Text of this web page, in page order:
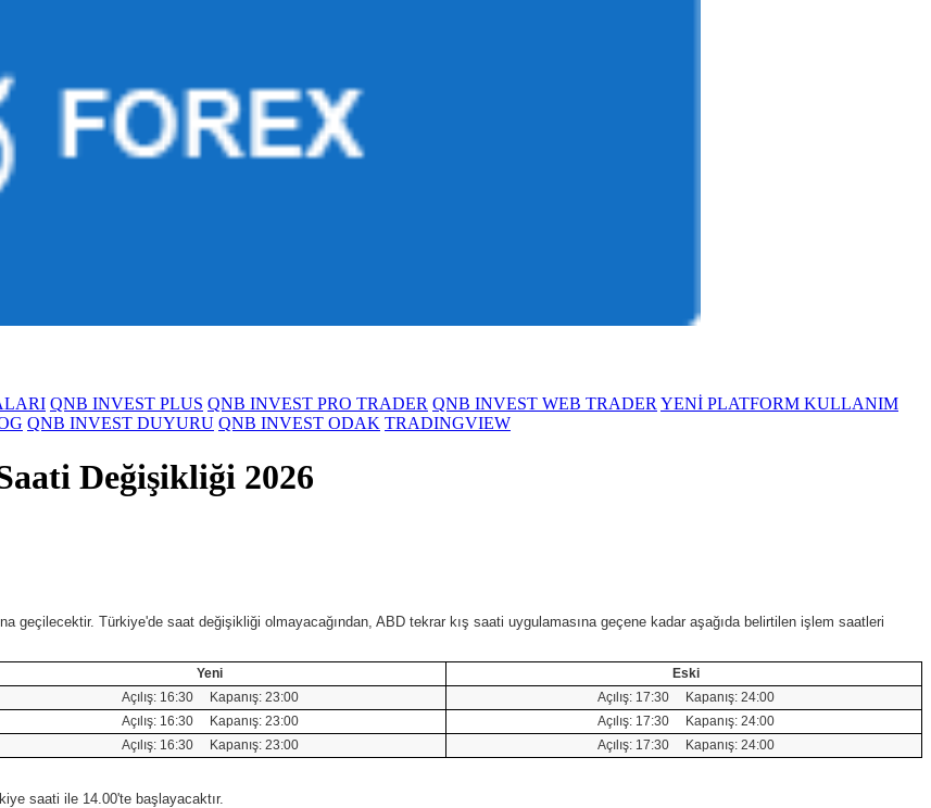
QNB INVEST PLUS QNB INVEST PRO TRADER QNB INVEST WEB TRADER YENİ PLATFORM KULLANIM
QNB INVEST DUYURU QNB INVEST ODAK TRADINGVIEW
Değişikliği 2026
geçilecektir. Türkiye'de saat değişikliği olmayacağından, ABD tekrar kış saati uygulamasına geçene kadar aşağıda belirtilen işlem saatleri
Yeni
Eski
Açılış: 16:30 Kapanış: 23:00
Açılış: 17:30 Kapanış: 24:00
Açılış: 16:30 Kapanış: 23:00
Açılış: 17:30 Kapanış: 24:00
Açılış: 16:30 Kapanış: 23:00 Açılış: 17:30 Kapanış: 24:00
saati ile 14.00'te başlayacaktır.